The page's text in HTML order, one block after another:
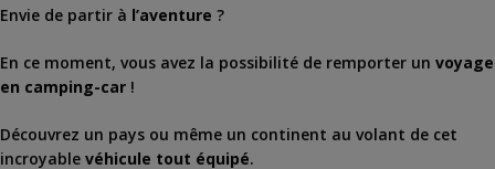
Envie de partir à l’aventure ?
En ce moment, vous avez la possibilité de remporter un voyage
en camping-car !
Découvrez un pays ou même un continent au volant de cet
incroyable véhicule tout équipé.